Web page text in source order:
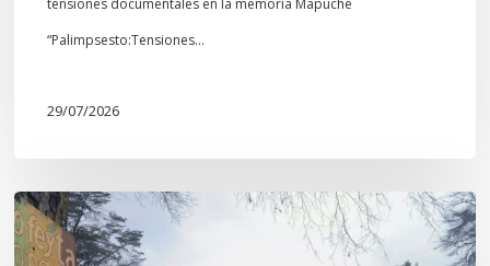
tensiones documentales en la memoria Mapuche
“Palimpsesto:Tensiones…
29/07/2026
En
defensa